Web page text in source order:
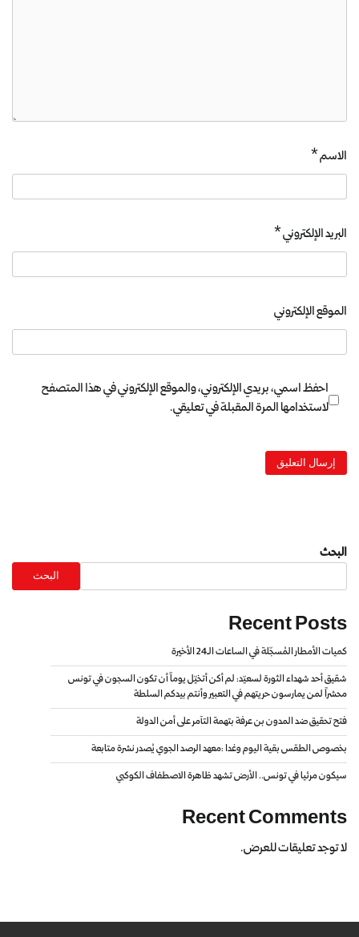
الاسم*
البريد الإلكتروني*
الموقع الإلكتروني
احفظ اسمي، بريدي الإلكتروني، والموقع الإلكتروني في هذا المتصفح
لاستخدامها المرة المقبلة في تعليقي.
البحث
البحث
Recent Posts
كميات الأمطار المُسجّلة في الساعات الـ24 الأخيرة
شقيق أحد شهداء الثورة لسعيّد: لم أكن أتخيّل يوماً أن تكون السجون في تونس
محشراً لمن يمارسون حريتهم في التعبير وأنتم بيدكم السلطة
فتح تحقيق ضد المدون بن عرفة بتهمة التآمر على أمن الدولة
بخصوص الطقس بقية اليوم وغدا :معهد الرصد الجوي يُصدر نشرة متابعة
سيكون مرئيا في تونس.. الأرض تشهد ظاهرة الاصطفاف الكوكبي
Recent Comments
لا توجد تعليقات للعرض.